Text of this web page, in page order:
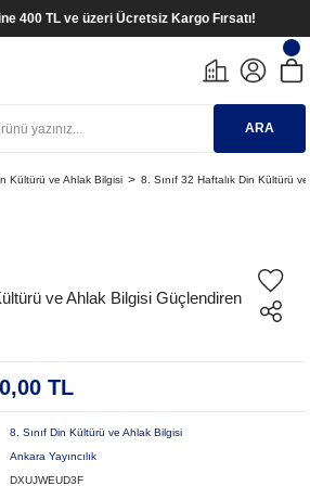
400 TL ve üzeri Ücretsiz Kargo Fırsatı!
ARA
Kültürü ve Ahlak Bilgisi 8. Sınıf 32 Haftalık Din Kültürü
ve Ahlak Bilgisi Güçlendiren
TL
8. Sınıf Din Kültürü ve Ahlak Bilgisi
Ankara Yayıncılık
DXUJWEUD3F